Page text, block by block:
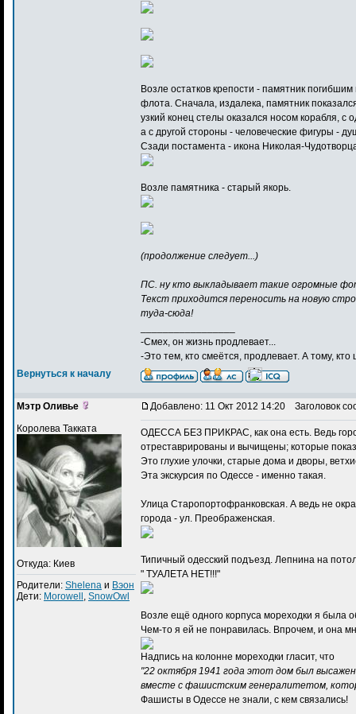
Возле остатков крепости - памятник
флота. Сначала, издалека, памятник
узкий конец стелы оказался носом корабля, с
а с другой стороны - человеческие фигуры -
Сзади постамента - икона Николая-
Возле памятника - старый якорь.
(продолжение следует...)
ПС. ну кто выкладывает такие огромные
Текст приходится переносить на новую
туда-сюда!
-Смех, он жизнь продлевает...
-Это тем, кто смеётся, продлевает. А тому,
Вернуться к началу
Мэтр Оливье
Королева Такката
Откуда: Киев
Родители: Shelena и Вэон
Дети: Morowell SnowOwl
Добавлено: 11 Окт 2012 14:20 Заголовок
ОДЕССА БЕЗ ПРИКРАС, как она есть. Ведь
отреставрированы и вычищены; которые
Это глухие улочки, старые дома и дворы,
Эта экскурсия по Одессе - именно такая.
Улица Старопортофранковская. А ведь не
города - ул. Преображенская.
Типичный одесский подъезд. Лепнина на
" ТУАЛЕТА НЕТ!!!"
Возле ещё одного корпуса мореходки я была
Чем-то я ей не понравилась. Впрочем, и она
Надпись на колонне мореходки гласит, что
"22 октября 1941 года этот дом был высажен
вместе с фашистским генералитетом,
Фашисты в Одессе не знали, с кем связались!